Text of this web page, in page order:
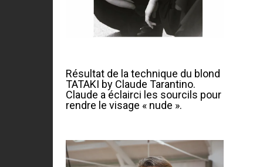
Résultat de la technique du blond
TATAKI by Claude Tarantino.
Claude a éclairci les sourcils pour
rendre le visage « nude ».